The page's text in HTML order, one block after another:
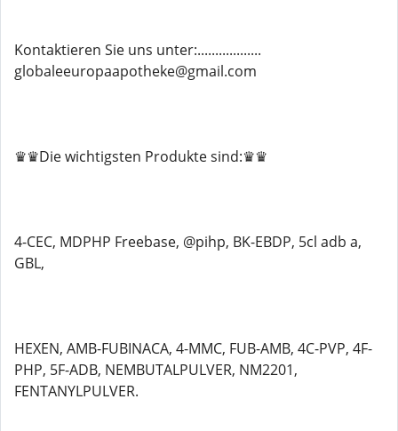
Kontaktieren Sie uns unter:..................
globaleeuropaapotheke@gmail.com
♛♛Die wichtigsten Produkte sind:♛♛
4-CEC, MDPHP Freebase, @pihp, BK-EBDP, 5cl adb a,
GBL,
HEXEN, AMB-FUBINACA, 4-MMC, FUB-AMB, 4C-PVP, 4F-
PHP, 5F-ADB, NEMBUTALPULVER, NM2201,
FENTANYLPULVER.